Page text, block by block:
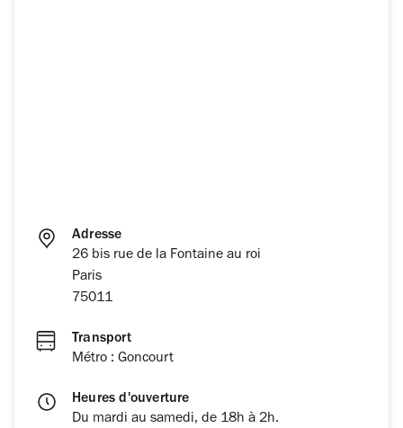
Adresse
26 bis rue de la Fontaine au roi
Paris
75011
Transport
Métro : Goncourt
Heures d'ouverture
Du mardi au samedi, de 18h à 2h.